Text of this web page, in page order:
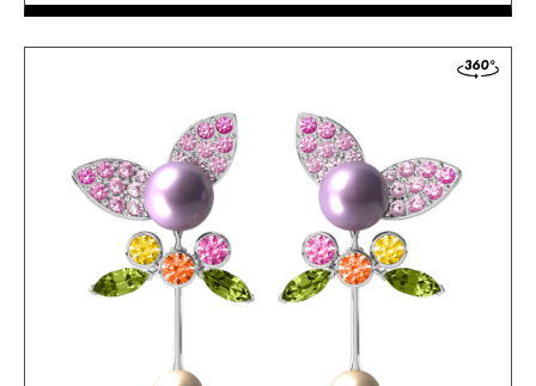
Les boucles d’oreilles Angélique XL en or rose sont une ode à la
leurs saphirs colorés.
COMMANDER